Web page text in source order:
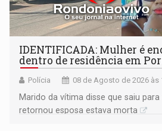
IDENTIFICADA: Mulher é
dentro de residência em
Polícia 08 de Agosto de 2026 às
Marido da vítima disse que saiu
retornou esposa estava morta